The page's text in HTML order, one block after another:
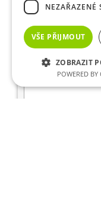
Poznámka
NEZAŘAZENÉ
VŠE PŘIJMOUT
ZOBRAZIT
POWERED BY